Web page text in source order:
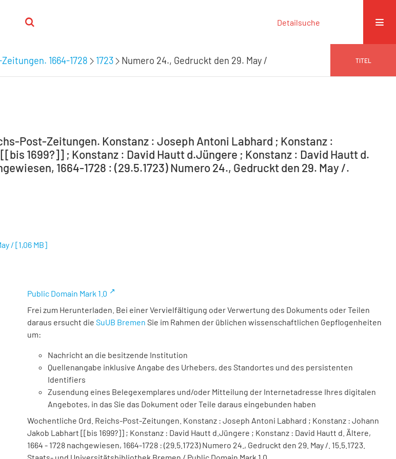
Detailsuche
1664-1728 1723 Numero 24., Gedruckt den 29. May / TITEL
Post-Zeitungen. Konstanz : Joseph Antoni Labhard ; Konstanz :
1699?]] ; Konstanz : David Hautt d.Jüngere ; Konstanz : David Hautt d.
1664-1728 : (29.5.1723) Numero 24., Gedruckt den 29. May /.
/ [1,06 MB]
Public Domain Mark 1.0
Frei zum Herunterladen. Bei einer Vervielfältigung oder Verwertung des Dokuments oder Teilen
daraus ersucht die SuUB Bremen Sie im Rahmen der üblichen wissenschaftlichen Gepflogenheiten
um:
Nachricht an die besitzende Institution
Quellenangabe inklusive Angabe des Urhebers, des Standortes und des persistenten
Identifiers
Zusendung eines Belegexemplares und/oder Mitteilung der Internetadresse Ihres digitalen
Angebotes, in das Sie das Dokument oder Teile daraus eingebunden haben
Wochentliche Ord. Reichs-Post-Zeitungen. Konstanz : Joseph Antoni Labhard ; Konstanz : Johann
Jakob Labhart [[bis 1699?]] ; Konstanz : David Hautt d.Jüngere ; Konstanz : David Hautt d. Ältere,
1664 - 1728 nachgewiesen, 1664-1728 : (29.5.1723) Numero 24., Gedruckt den 29. May /. 15.5.1723.